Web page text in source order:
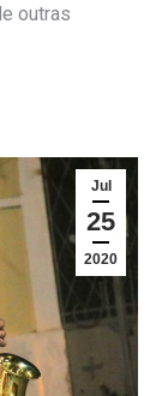
outras
Jul
25
2020